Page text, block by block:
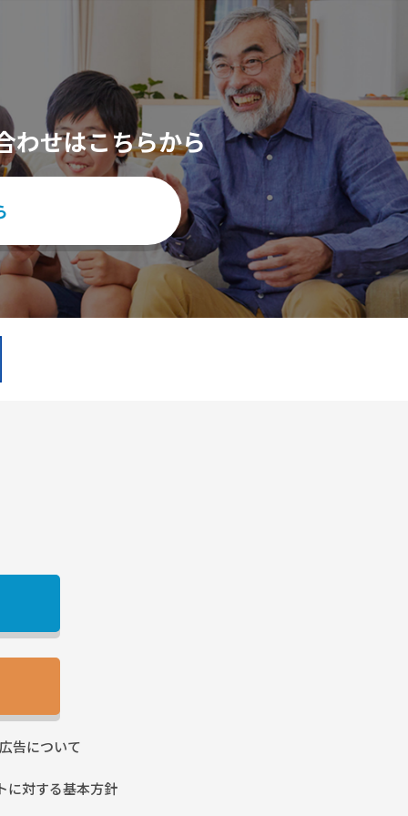
わせはこちらから
広告について
に対する基本方針